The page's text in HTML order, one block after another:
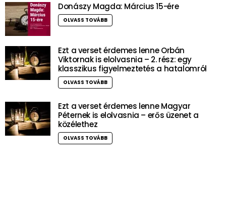
Donászy Magda: Március 15-ére
OLVASS TOVÁBB
Ezt a verset érdemes lenne Orbán
Viktornak is elolvasnia – 2. rész: egy
klasszikus figyelmeztetés a hatalomról
OLVASS TOVÁBB
Ezt a verset érdemes lenne Magyar
Péternek is elolvasnia – erős üzenet a
közélethez
OLVASS TOVÁBB